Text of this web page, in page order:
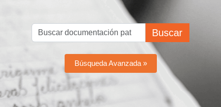
Buscar
Búsqueda Avanzada »